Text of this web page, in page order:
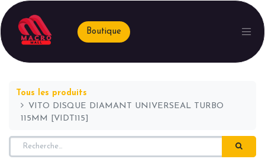
Boutique
Tous les produits
VITO DISQUE DIAMANT UNIVERSEAL TURBO
115MM [VIDT115]